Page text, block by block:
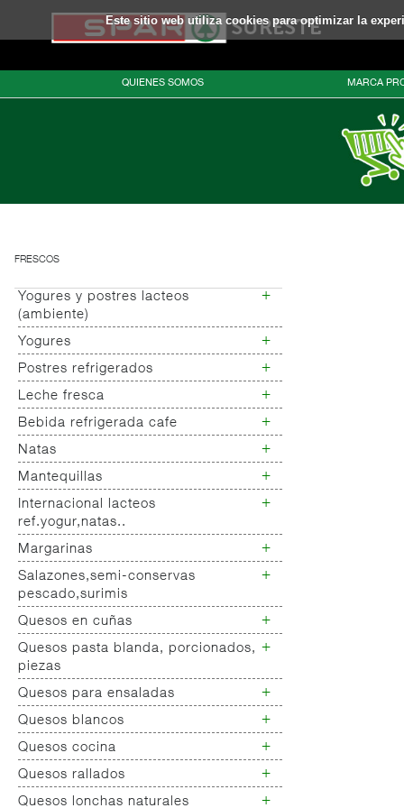
Este sitio web utiliza cookies para optimizar la
QUIENES SOMOS MARCA
FRESCOS
Yogures y postres lacteos
(ambiente)
+
Yogures (ambiente)
Yogures +
Yogures
Yogur bifidus
Yogur salud
Postres refrigerados +
Postres refrigerados
Leche fresca +
Leche fresca
Bebida refrigerada cafe +
Bebida refrigerada cafe
Bebidas refrigeradas choco y
otras
Natas +
Natas
Mantequillas +
Mantequillas
Internacional lacteos
ref.yogur,natas..
+
Internacional natas mantequillas
Internacional yogur,postre,otros
lacteos
Margarinas +
Margarinas
Salazones,semi-conservas
pescado,surimis
+
Salazones
Bacalao-maruca
Bacalao desalado
Ahumados-aceite
Anchoa semi conserva
Caviar-sucedaneos
Surimis
Otros pescados maricos
preparados
Quesos en cuñas +
Quesos cuñas nacionales
Quesos cuñas internacional
Quesos pasta blanda, porcionados,
piezas
+
Queso pasta blanda
Quesos cabra pasta blanda
Cremas queso untar
Quesos para ensaladas +
Quesos ensaladas
Quesos blancos +
Quesos mozarellas
Queso fresco ultrafiltrado
Queso fresco natural
Quesos cocina +
Queso cocina
Quesos rallados +
Queso rallado
Quesos lonchas naturales +